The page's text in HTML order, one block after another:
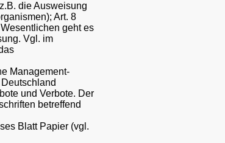
die Ausweisung
Art. 8
geht es
Vgl. im
Management-
und Verbote. Der
betreffend
Blatt Papier (vgl.